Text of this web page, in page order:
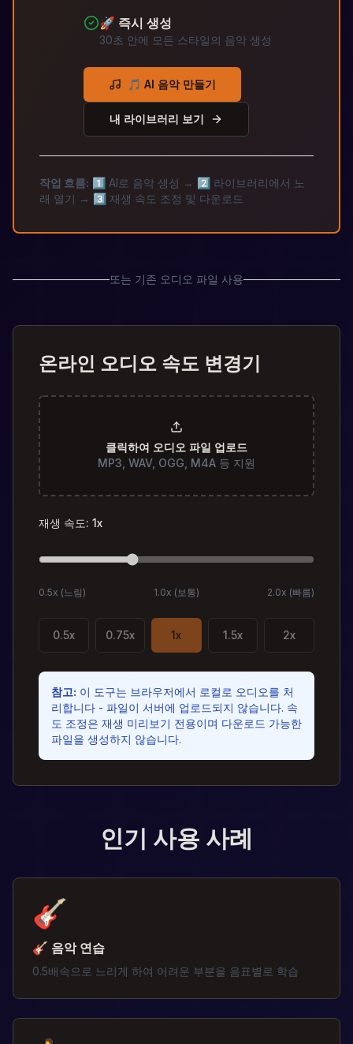
🚀 즉시 생성
30초 안에 모든 스타일의 음악 생성
🎵 AI 음악 만들기
내 라이브러리 보기
작업 흐름:
1️⃣ AI로 음악 생성 → 2️⃣ 라이브러리에서 노
래 열기 → 3️⃣ 재생 속도 조정 및 다운로드
또는 기존 오디오 파일 사용
온라인 오디오 속도 변경기
클릭하여 오디오 파일 업로드
MP3, WAV, OGG, M4A 등 지원
재생 속도: 1x
0.5x (느림) 1.0x (보통) 2.0x (빠름)
0.5x 0.75x 1x 1.5x 2x
참고: 이 도구는 브라우저에서 로컬로 오디오를 처
리합니다 - 파일이 서버에 업로드되지 않습니다. 속
도 조정은 재생 미리보기 전용이며 다운로드 가능한
파일을 생성하지 않습니다.
인기 사용 사례
🎸
🎸 음악 연습
0.5배속으로 느리게 하여 어려운 부분을 음표별로 학습